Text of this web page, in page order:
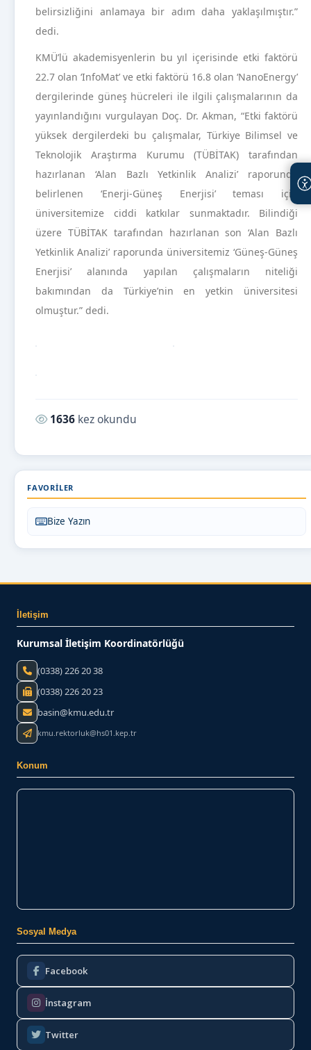
belirsizliğini anlamaya bir adım daha yaklaşılmıştır.”
dedi.
KMÜ’lü akademisyenlerin bu yıl içerisinde etki faktörü
22.7 olan ‘InfoMat’ ve etki faktörü 16.8 olan ‘NanoEnergy’
dergilerinde güneş hücreleri ile ilgili çalışmalarının da
yayınlandığını vurgulayan Doç. Dr. Akman, “Etki faktörü
yüksek dergilerdeki bu çalışmalar, Türkiye Bilimsel ve
Teknolojik Araştırma Kurumu (TÜBİTAK) tarafından
hazırlanan ‘Alan Bazlı Yetkinlik Analizi’ raporunda
belirlenen ‘Enerji-Güneş Enerjisi’ teması için
üniversitemize ciddi katkılar sunmaktadır. Bilindiği
üzere TÜBİTAK tarafından hazırlanan son ‘Alan Bazlı
Yetkinlik Analizi’ raporunda üniversitemiz ‘Güneş-Güneş
Enerjisi’ alanında yapılan çalışmaların niteliği
bakımından da Türkiye’nin en yetkin üniversitesi
olmuştur.” dedi.
Okunma sayısı:
1636 kez okundu
FAVORILER
Bize Yazın
İletişim
Kurumsal İletişim Koordinatörlüğü
(0338) 226 20 38
(0338) 226 20 23
basin@kmu.edu.tr
kmu.rektorluk@hs01.kep.tr
Konum
Sosyal Medya
Facebook
İnstagram
Twitter